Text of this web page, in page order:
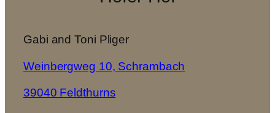
Gabi and Toni Pliger
Weinbergweg 10, Schrambach
39040 Feldthurns